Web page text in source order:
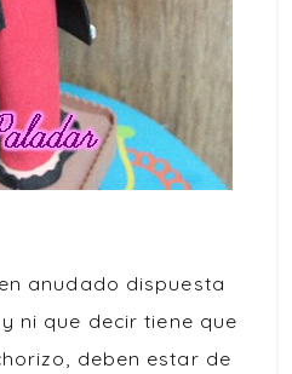
anudado dispuesta
ni que decir tiene que
deben estar de